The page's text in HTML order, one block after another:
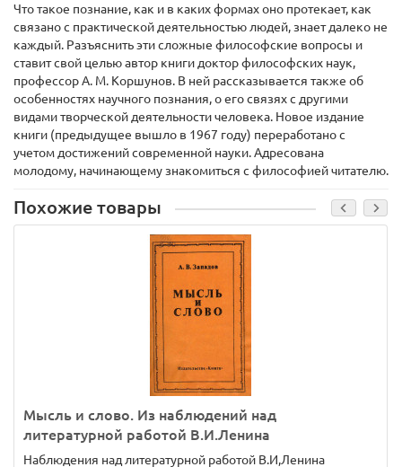
Что такое познание, как и в каких формах оно протекает, как
связано с практической деятельностью людей, знает далеко не
каждый. Разъяснить эти сложные философские вопросы и
ставит свой целью автор книги доктор философских наук,
профессор А. М. Коршунов. В ней рассказывается также об
особенностях научного познания, о его связях с другими
видами творческой деятельности человека. Новое издание
книги (предыдущее вышло в 1967 году) переработано с
учетом достижений современной науки. Адресована
молодому, начинающему знакомиться с философией читателю.
Похожие товары
Мысль и слово. Из наблюдений над
литературной работой В.И.Ленина
Наблюдения над литературной работой В.И,Ленина